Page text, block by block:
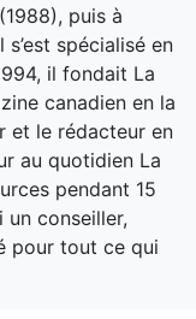
puis à
spécialisé en
il fondait La
canadien en la
et le rédacteur en
au quotidien La
pendant 15
un conseiller,
pour tout ce qui